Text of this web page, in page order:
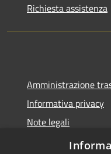
Richiesta assistenza
Amministrazione
Informativa privacy
Note legali
Dichiarazione di